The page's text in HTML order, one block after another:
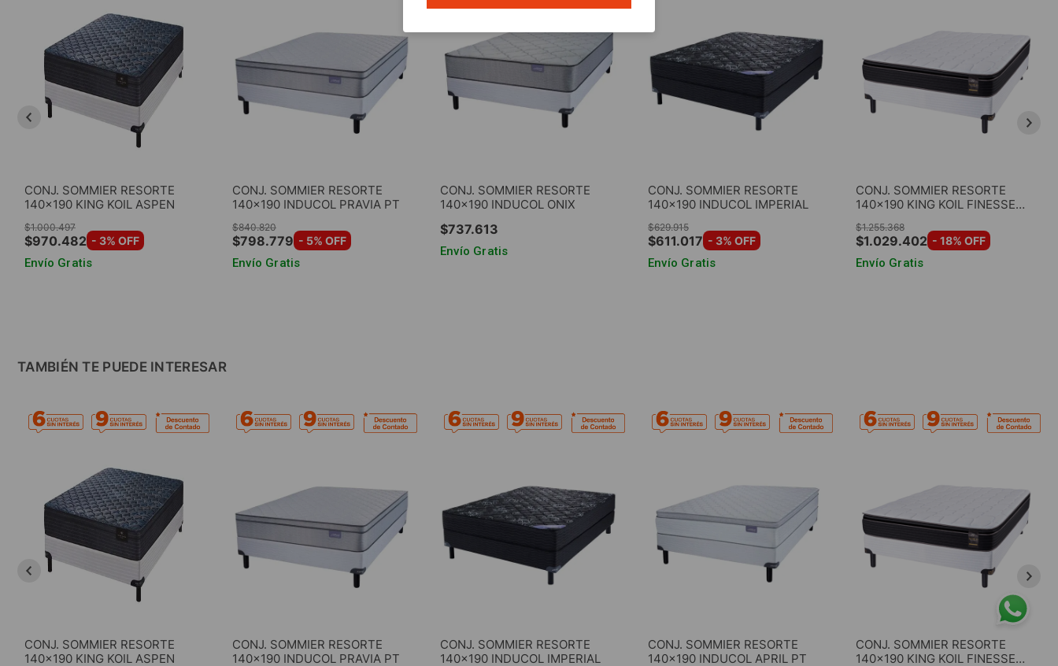
CONJ. SOMMIER RESORTE
140x190 KING KOIL ASPEN
$1.000.497
$970.482 - 3% OFF
Envío Gratis
CONJ. SOMMIER RESORTE
140x190 INDUCOL PRAVIA PT
$840.820
$798.779 - 5% OFF
Envío Gratis
CONJ. SOMMIER RESORTE
140x190 INDUCOL ONIX
$737.613
Envío Gratis
CONJ. SOMMIER RESORTE
140x190 INDUCOL IMPERIAL
$629.915
$611.017 - 3% OFF
Envío Gratis
CONJ. SOMMIER RESORTE
140x190 KING KOIL FINESSE
$1.255.368
$1.029.402 - 18% OFF
Envío Gratis
TAMBIÉN TE PUEDE INTERESAR
CONJ. SOMMIER RESORTE
140x190 KING KOIL ASPEN
CONJ. SOMMIER RESORTE
140x190 INDUCOL PRAVIA PT
CONJ. SOMMIER RESORTE
140x190 INDUCOL IMPERIAL
CONJ. SOMMIER RESORTE
140x190 INDUCOL APRIL PT
CONJ. SOMMIER RESORTE
140x190 KING KOIL FINESSE